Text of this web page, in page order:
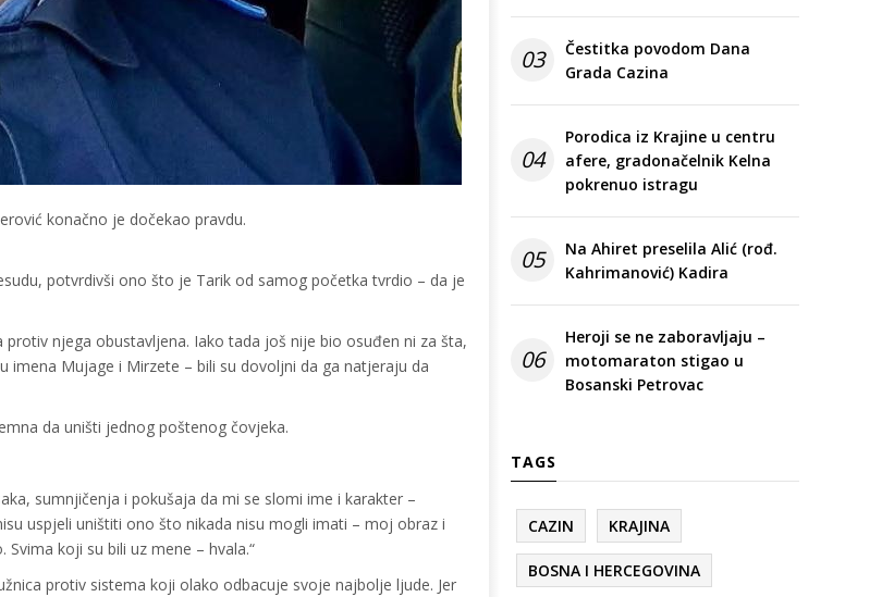
konačno je dočekao pravdu.
potvrdivši ono što je Tarik od samog početka tvrdio – da je
njega obustavljena. Iako tada još nije bio osuđen ni za šta,
Mujage i Mirzete – bili su dovoljni da ga natjeraju da
da uništi jednog poštenog čovjeka.
sumnjičenja i pokušaja da mi se slomi ime i karakter –
uspjeli uništiti ono što nikada nisu mogli imati – moj obraz i
koji su bili uz mene – hvala.“
protiv sistema koji olako odbacuje svoje najbolje ljude. Jer
03
Čestitka povodom Dana
Grada Cazina
04
Porodica iz Krajine u centru
afere, gradonačelnik Kelna
pokrenuo istragu
05
Na Ahiret preselila Alić (rođ.
Kahrimanović) Kadira
06
Heroji se ne zaboravljaju –
motomaraton stigao u
Bosanski Petrovac
TAGS
CAZIN KRAJINA
BOSNA I HERCEGOVINA